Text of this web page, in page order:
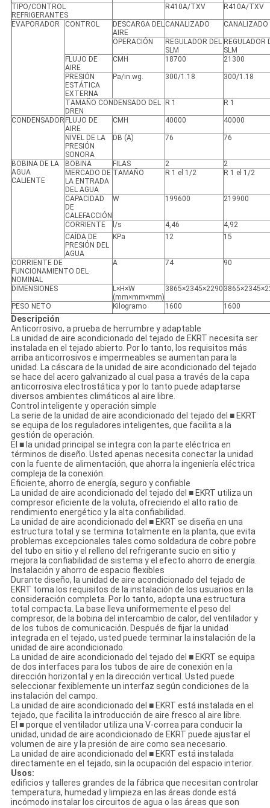
TIPO/CONTROL
REFRIGERANTES
R410A/TXV R410A/TXV
EVAPORADOR CONTROL
DESCARGA DEL
AIRE
CANALIZADO CANALIZADO
OPERACIÓN
REGULADOR DEL
SLM
REGULADOR
SLM
FLUJO DE
AIRE
CMH 18700 21300
PRESIÓN
ESTÁTICA
EXTERNA
Pa/in.wg. 300/1.18 300/1.18
TAMAÑO CONDENSADO DEL
DREN
R 1 R 1
CONDENSADOR FLUJO DE
AIRE
CMH 40000 40000
NIVEL DE LA
PRESIÓN
SONORA
DB (A) 76 76
BOBINA DE LA
AGUA
CALIENTE
BOBINA FILAS 2
2
MERCADO DE
LA ENTRADA
DEL AGUA
TAMAÑO R 1 el 1/2 R 1 el 1/2
CAPACIDAD
DE
CALEFACCIÓN
W 199600 219900
CORRIENTE l/s 4,46
4,92
CAÍDA DE
PRESIÓN DEL
AGUA
KPa 12 15
CORRIENTE DE
FUNCIONAMIENTO DEL
NOMINAL
A 74 90
DIMENSIONES
L×H×W
(mm×mm×mm)
3865×2345×2290
PESO NETO Kilogramo 1600 1600
Descripción
Anticorrosivo, a prueba de herrumbre y adaptable
La unidad de aire acondicionado del tejado de EKRT necesita ser
instalada en el tejado abierto. Por lo tanto, los requisitos más
arriba anticorrosivos e impermeables se aumentan para la
unidad. La cáscara de la unidad de aire acondicionado del tejado
se hace del acero galvanizado al cual pasa a través de la capa
anticorrosiva electrostática y por lo tanto puede adaptarse
diversos ambientes climáticos al aire libre.
Control inteligente y operación simple
La serie de la unidad de aire acondicionado del tejado del ■ EKRT
se equipa de los reguladores inteligentes, que facilita a la
gestión de operación.
El ■ la unidad principal se integra con la parte eléctrica en
términos de diseño. Usted apenas necesita conectar la unidad
con la fuente de alimentación, que ahorra la ingeniería eléctrica
compleja de la conexión.
Eficiente, ahorro de energía, seguro y confiable
La unidad de aire acondicionado del tejado del ■ EKRT utiliza un
compresor eficiente de la voluta, ofreciendo el alto ratio de
rendimiento energético y la alta confiabilidad.
La unidad de aire acondicionado del ■ EKRT se diseña en una
estructura total y se termina totalmente en la planta, que evita
problemas excepcionales tales como soldadura de cobre pobre
del tubo en sitio y el relleno del refrigerante sucio en sitio y
mejora la confiabilidad de sistema y el efecto ahorro de energía.
Instalación y ahorro de espacio flexibles
Durante diseño, la unidad de aire acondicionado del tejado de
EKRT toma los requisitos de la instalación de los usuarios en la
consideración completa. Por lo tanto, adopta una estructura
total compacta. La base lleva uniformemente el peso del
compresor, de la bobina del intercambio de calor, del ventilador y
de los tubos de comunicación. Después de fijar la unidad
integrada en el tejado, usted puede terminar la instalación de la
unidad de aire acondicionado.
La unidad de aire acondicionado del tejado del ■ EKRT se equipa
de dos interfaces para los tubos de aire de conexión en la
dirección horizontal y en la dirección vertical. Usted puede
seleccionar fexiblemente un interfaz según condiciones de la
instalación del campo.
La unidad de aire acondicionado del ■ EKRT está instalada en el
tejado, que facilita la introducción de aire fresco al aire libre.
El ■ porque el ventilador utiliza una V-correa para conducir la
unidad, unidad de aire acondicionado de EKRT puede ajustar el
volumen de aire y la presión de aire como sea necesario.
La unidad de aire acondicionado del ■ EKRT está instalada
directamente en el tejado, sin la ocupación del espacio interior.
Usos:
edificios y talleres grandes de la fábrica que necesitan controlar
temperatura, humedad y limpieza en las áreas donde está
incómodo instalar los circuitos de agua o las áreas que son